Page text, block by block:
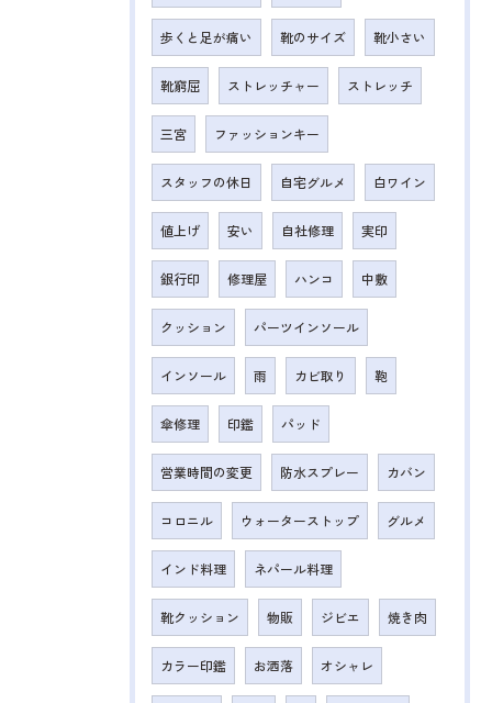
歩くと足が痛い 靴のサイズ 靴小さい
靴窮屈 ストレッチャー ストレッチ
三宮 ファッションキー
スタッフの休日 自宅グルメ 白ワイン
値上げ 安い 自社修理 実印
銀行印 修理屋 ハンコ 中敷
クッション パーツインソール
インソール 雨 カビ取り 鞄
傘修理 印鑑 パッド
営業時間の変更 防水スプレー カバン
コロニル ウォーターストップ グルメ
インド料理 ネパール料理
靴クッション 物販 ジビエ 焼き肉
カラー印鑑 お洒落 オシャレ